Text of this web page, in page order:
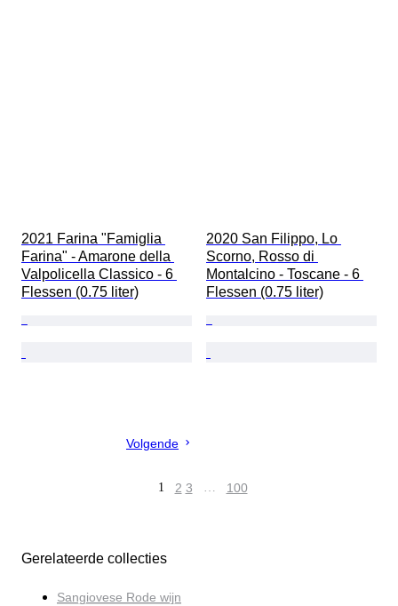
2021 Farina "Famiglia
Farina" - Amarone della
Valpolicella Classico - 6
Flessen (0.75 liter)
2020 San Filippo, Lo
Scorno, Rosso di
Montalcino - Toscane - 6
Flessen (0.75 liter)
Volgende
1 2 3 … 100
Gerelateerde collecties
Sangiovese Rode wijn